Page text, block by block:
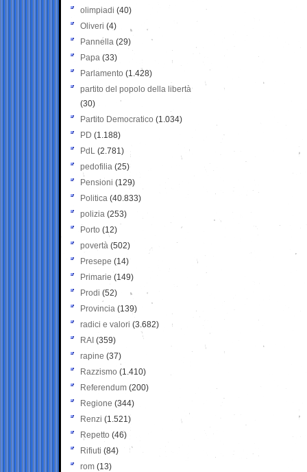
olimpiadi (40)
Oliveri (4)
Pannella (29)
Papa (33)
Parlamento (1.428)
partito del popolo della libertà
(30)
Partito Democratico (1.034)
PD (1.188)
PdL (2.781)
pedofilia (25)
Pensioni (129)
Politica (40.833)
polizia (253)
Porto (12)
povertà (502)
Presepe (14)
Primarie (149)
Prodi (52)
Provincia (139)
radici e valori (3.682)
RAI (359)
rapine (37)
Razzismo (1.410)
Referendum (200)
Regione (344)
Renzi (1.521)
Repetto (46)
Rifiuti (84)
rom (13)